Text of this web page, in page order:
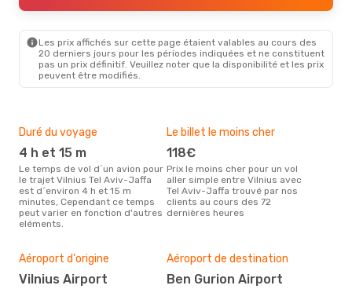
Les prix affichés sur cette page étaient valables au cours des
20 derniers jours pour les périodes indiquées et ne constituent
pas un prix définitif. Veuillez noter que la disponibilité et les prix
peuvent être modifiés.
Duré du voyage
4 h et 15 m
Le temps de vol d´un avion pour
le trajet Vilnius Tel Aviv-Jaffa
est d´environ 4 h et 15 m
minutes, Cependant ce temps
peut varier en fonction d'autres
eléments.
Le billet le moins cher
118€
Prix le moins cher pour un vol
aller simple entre Vilnius avec
Tel Aviv-Jaffa trouvé par nos
clients au cours des 72
dernières heures
Aéroport d'origine
Vilnius Airport
Aéroport de destination
Ben Gurion Airport